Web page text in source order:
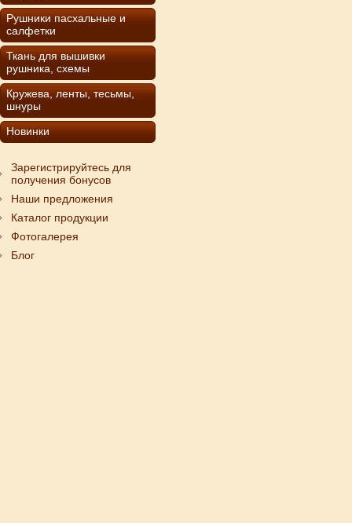
Рушники пасхальные и
салфетки
Ткань для вышивки
рушника, схемы
Кружева, ленты, тесьмы,
шнуры
Новинки
Зарегистрируйтесь для
получения бонусов
Наши предложения
Каталог продукции
Фотогалерея
Блог